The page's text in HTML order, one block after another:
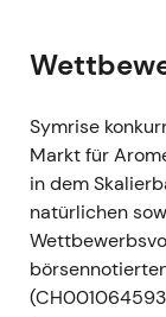
M&A-
Mär 2022 —
Ereignis:
und Q4-
Erholung
Symrise
Markt für
in dem
natürlichen